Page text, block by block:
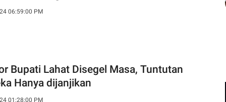
06:59:00 PM
Bupati Lahat Disegel Masa, Tuntutan
Hanya dijanjikan
01:28:00 PM